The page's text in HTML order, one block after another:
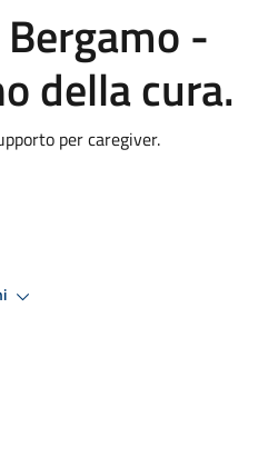
-
della cura.
per caregiver.